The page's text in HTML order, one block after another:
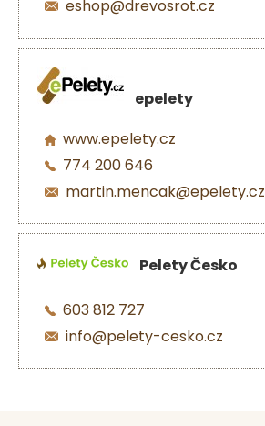
eshop@drevosrot.cz
epelety
www.epelety.cz
774 200 646
martin.mencak@epelety.cz
Pelety Česko
603 812 727
info@pelety-cesko.cz